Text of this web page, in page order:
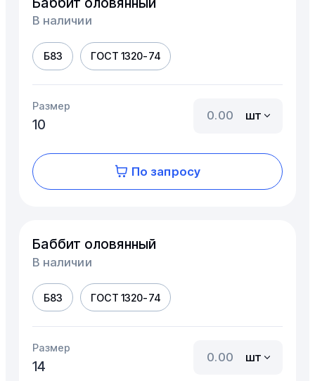
В наличии
Б83 ГОСТ 1320-74
Размер
10
шт
По запросу
Баббит оловянный
В наличии
Б83 ГОСТ 1320-74
Размер
14
шт